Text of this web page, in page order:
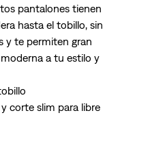
pantalones tienen
hasta el tobillo, sin
y te permiten gran
a tu estilo y
corte slim para libre